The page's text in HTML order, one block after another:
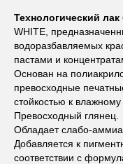
Технологический
WHITE,
водоразбавляемых
пастами и
Основан на
превосходные
стойкостью к
Превосходный глянец.
Обладает слабо-
Добавляется к
соответствии с